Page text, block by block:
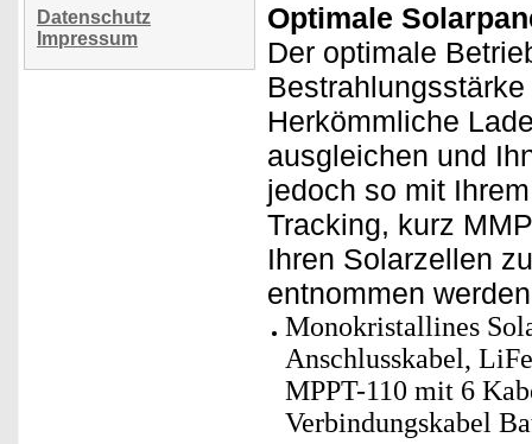
Datenschutz
Impressum
Optimale
Der optimale
Herkömmliche
ausgleichen und
jedoch so mit
Tracking, kurz
Ihren Solarzellen
entnommen
Monokristallines
Anschlusskabel,
MPPT-110 mit 6
Verbindungskabel